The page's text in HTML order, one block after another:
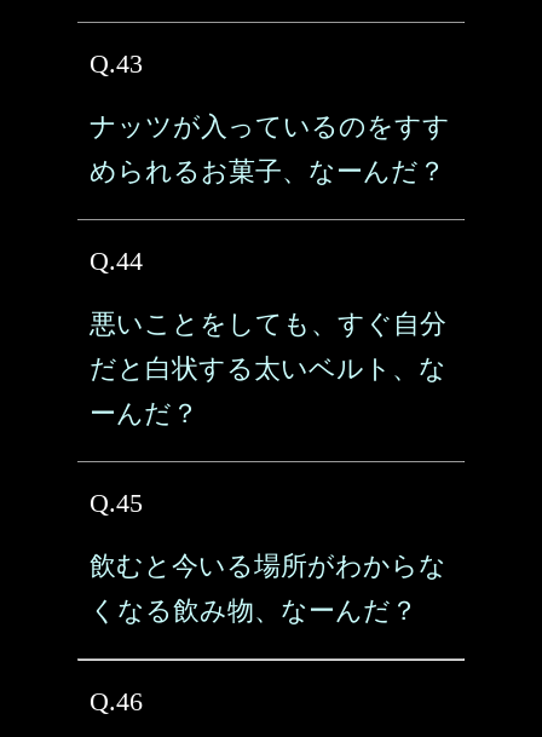
Q.43
ナッツが入っているのをすす
められるお菓子、なーんだ？
Q.44
悪いことをしても、すぐ自分
だと白状する太いベルト、な
ーんだ？
Q.45
飲むと今いる場所がわからな
くなる飲み物、なーんだ？
Q.46